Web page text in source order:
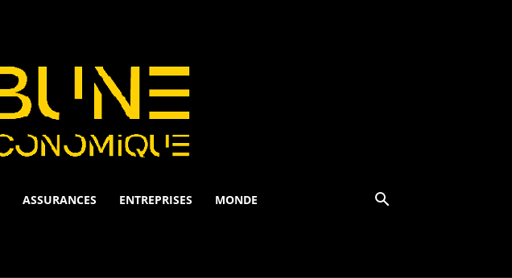
ASSURANCES ENTREPRISES MONDE